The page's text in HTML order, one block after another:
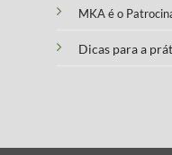
MKA é o
Dicas para a